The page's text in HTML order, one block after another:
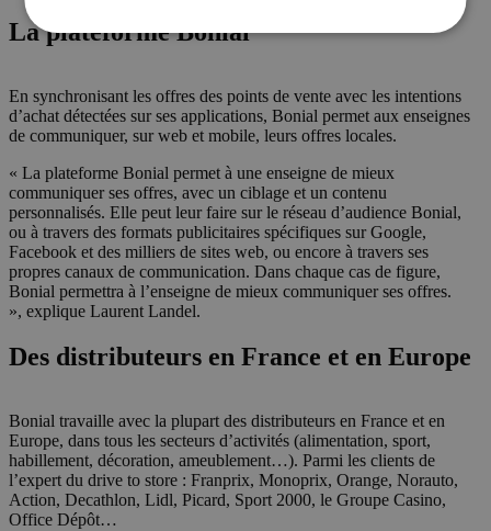
La plateforme Bonial
En synchronisant les offres des points de vente avec les intentions
d’achat détectées sur ses applications, Bonial permet aux enseignes
de communiquer, sur web et mobile, leurs offres locales.
« La plateforme Bonial permet à une enseigne de mieux
communiquer ses offres, avec un ciblage et un contenu
personnalisés. Elle peut leur faire sur le réseau d’audience Bonial,
ou à travers des formats publicitaires spécifiques sur Google,
Facebook et des milliers de sites web, ou encore à travers ses
propres canaux de communication. Dans chaque cas de figure,
Bonial permettra à l’enseigne de mieux communiquer ses offres.
», explique Laurent Landel.
Des distributeurs en France et en Europe
Bonial travaille avec la plupart des distributeurs en France et en
Europe, dans tous les secteurs d’activités (alimentation, sport,
habillement, décoration, ameublement…). Parmi les clients de
l’expert du drive to store : Franprix, Monoprix, Orange, Norauto,
Action, Decathlon, Lidl, Picard, Sport 2000, le Groupe Casino,
Office Dépôt…